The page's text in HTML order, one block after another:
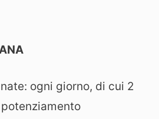
ogni giorno, di cui 2